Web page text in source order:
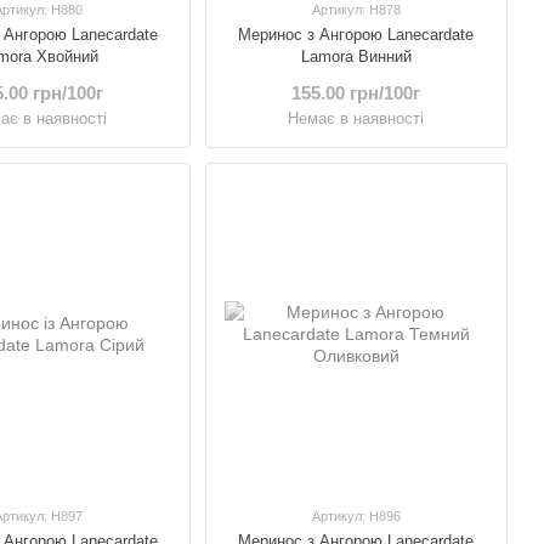
H880
Ангорою Lanecardate
Хвойний
грн/100г
в наявності
Артикул: H878
Меринос з Ангорою Lanecardate
Lamora Винний
155.00 грн/100г
Немає в наявності
H897 Артикул: Н896